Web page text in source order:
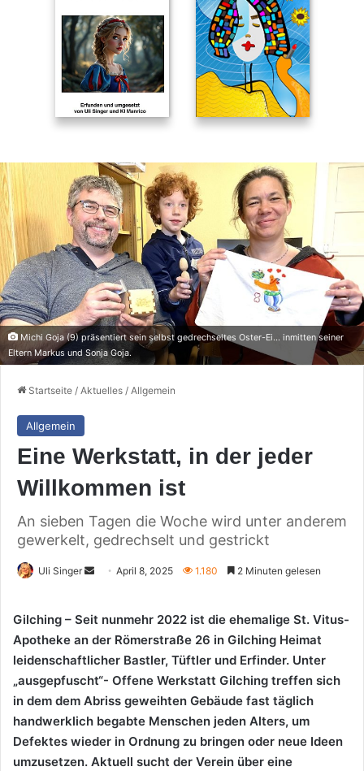
Michi Goja (9) präsentiert sein selbst gedrechseltes Oster-Ei... inmitten seiner
Eltern Markus und Sonja Goja.
Startseite / Aktuelles / Allgemein
Allgemein
Eine Werkstatt, in der jeder
Willkommen ist
An sieben Tagen die Woche wird unter anderem
gewerkelt, gedrechselt und gestrickt
Uli Singer
Sende
Mail
April 8, 2025 1.180 2 Minuten gelesen
Gilching – Seit nunmehr 2022 ist die ehemalige St. Vitus-
Apotheke an der Römerstraße 26 in Gilching Heimat
leidenschaftlicher Bastler, Tüftler und Erfinder. Unter
„ausgepfuscht“- Offene Werkstatt Gilching treffen sich
in dem dem Abriss geweihten Gebäude fast täglich
handwerklich begabte Menschen jeden Alters, um
Defektes wieder in Ordnung zu bringen oder neue Ideen
umzusetzen. Aktuell sucht der Verein über eine